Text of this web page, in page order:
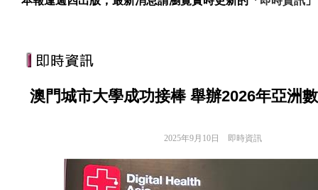
澳門城市大學成功接棒 舉辦2026年亞洲
2025年9月10日 即時資訊